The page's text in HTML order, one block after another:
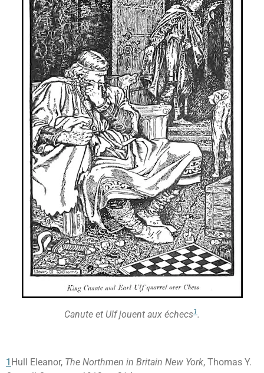
Canute et Ulf jouent aux échecs1.
1 Hull Eleanor, The Northmen in Britain New York, Thomas Y.